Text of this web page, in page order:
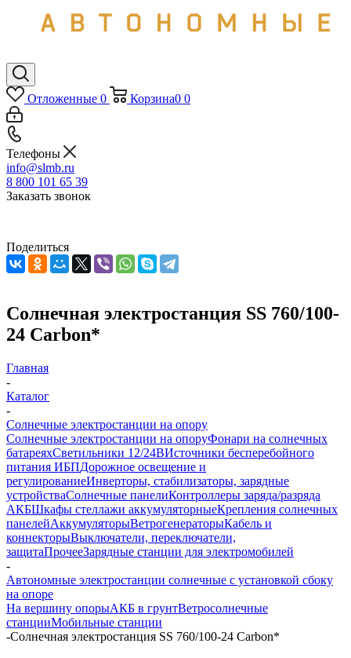
Отложенные 0 Корзина0 0
Телефоны
info@slmb.ru
8 800 101 65 39
Заказать звонок
Поделиться
Солнечная электростанция SS 760/100-
24 Carbon*
Главная
-
Каталог
-
Солнечные электростанции на опору
Солнечные электростанции на опоруФонари на солнечных
батареяхСветильники 12/24ВИсточники бесперебойного
питания ИБПДорожное освещение и
регулированиеИнверторы, стабилизаторы, зарядные
устройстваСолнечные панелиКонтроллеры заряда/разряда
АКБШкафы стеллажи аккумуляторныеКрепления солнечных
панелейАккумуляторыВетрогенераторыКабель и
коннекторыВыключатели, переключатели,
защитаПрочееЗарядные станции для электромобилей
-
Автономные электростанции солнечные с установкой сбоку
на опоре
На вершину опорыАКБ в грунтВетросолнечные
станцииМобильные станции
-Солнечная электростанция SS 760/100-24 Carbon*